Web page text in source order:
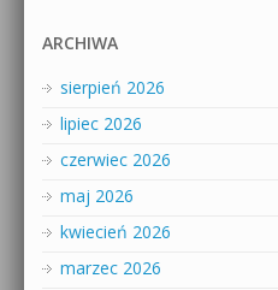
ARCHIWA
sierpień 2026
lipiec 2026
czerwiec 2026
maj 2026
kwiecień 2026
marzec 2026